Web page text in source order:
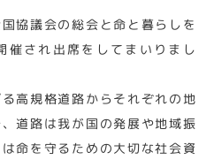
協議会の総会と命と暮らしを
催され出席をしてまいりまし
高規格道路からそれぞれの地
道路は我が国の発展や地域振
命を守るための大切な社会資